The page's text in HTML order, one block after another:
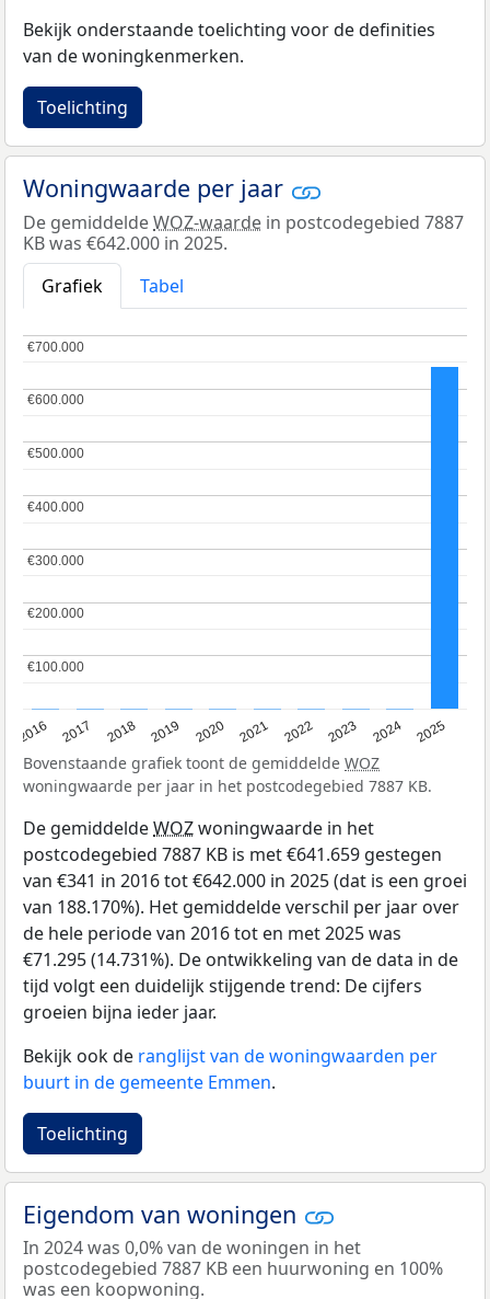
Bekijk onderstaande toelichting voor de definities
van de woningkenmerken.
Toelichting
Woningwaarde per jaar
De gemiddeldeWOZ-waarde in postcodegebied 7887
KB was €642.000 in 2025.
Grafiek
Tabel
2016 2017 2018 2019 2020 2021 2022 2023 2024 2025
€100.000
€100.000
€200.000
€200.000
€300.000
€300.000
€400.000
€400.000
€500.000
€500.000
€600.000
€600.000
€700.000
€700.000
Bovenstaande grafiek toont de gemiddelde WOZ
woningwaarde per jaar in het postcodegebied 7887 KB.
De gemiddeldeWOZwoningwaarde in het
postcodegebied 7887 KB is met €641.659 gestegen
van €341 in 2016 tot €642.000 in 2025 (dat is een groei
van 188.170%). Het gemiddelde verschil per jaar over
de hele periode van 2016 tot en met 2025 was
€71.295 (14.731%). De ontwikkeling van de data in de
tijd volgt een duidelijk stijgende trend: De cijfers
groeien bijna ieder jaar.
Bekijk ook de ranglijst van de woningwaarden per
buurt in de gemeente Emmen.
Toelichting
Eigendom van woningen
In 2024 was 0,0% van de woningen in het
postcodegebied 7887 KB een huurwoning en 100%
was een koopwoning.